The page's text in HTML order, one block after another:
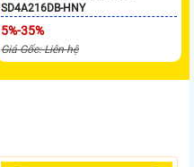
SD4A216DB-HNY
5%-35%
Giá Gốc: Liên hệ